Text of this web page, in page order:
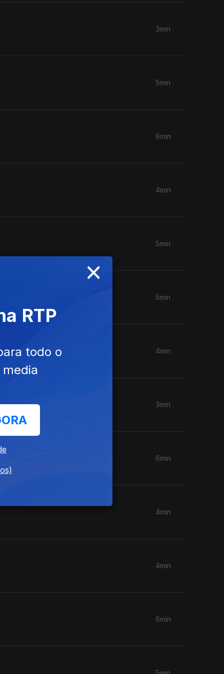
3min
5min
6min
4min
5min
5min
4min
3min
6min
4min
4min
6min
×
RTP
todo o